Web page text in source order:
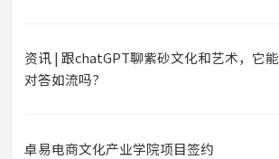
资讯 | 跟chatGPT聊紫砂文化和艺术，它能
对答如流吗?
卓易电商文化产业学院项目签约